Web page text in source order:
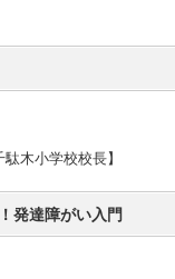
木小学校校長】
発達障がい入門